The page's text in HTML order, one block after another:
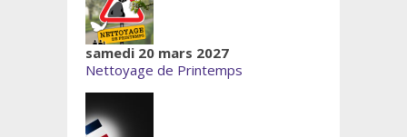
samedi 20 mars 2027
Nettoyage de Printemps